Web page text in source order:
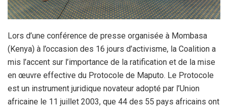
Lors d’une conférence de presse organisée à Mombasa
(Kenya) à l’occasion des 16 jours d’activisme, la Coalition a
mis l’accent sur l’importance de la ratification et de la mise
en œuvre effective du Protocole de Maputo. Le Protocole
est un instrument juridique novateur adopté par l’Union
africaine le 11 juillet 2003, que 44 des 55 pays africains ont